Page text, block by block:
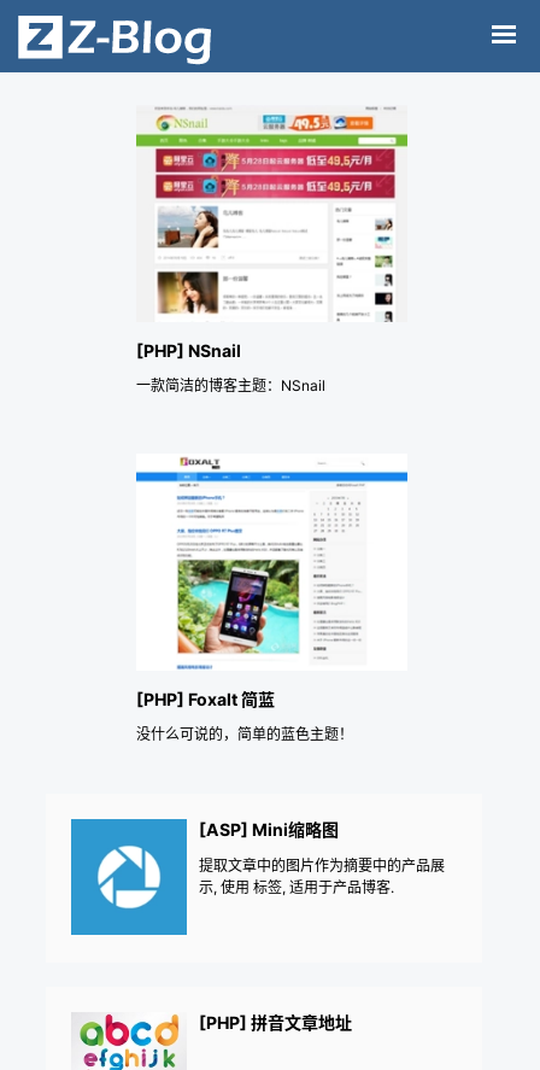
[PHP] NSnail
一款简洁的博客主题：NSnail
[PHP] Foxalt 简蓝
没什么可说的，简单的蓝色主题！
[ASP] Mini缩略图
提取文章中的图片作为摘要中的产品展
示, 使用 标签, 适用于产品博客.
[PHP] 拼音文章地址